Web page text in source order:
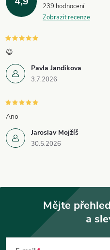
239 hodnocení
Zobrazit recenze
Pavla Jandikova
3.7.2026
😃
Jaroslav Mojžíš
30.5.2026
Ano
Mějte
a